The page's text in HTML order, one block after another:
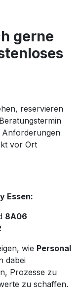
gerne
reservieren
vor Ort
Essen:
8A06
wie Personal
dabei
Prozesse zu
zu schaffen.